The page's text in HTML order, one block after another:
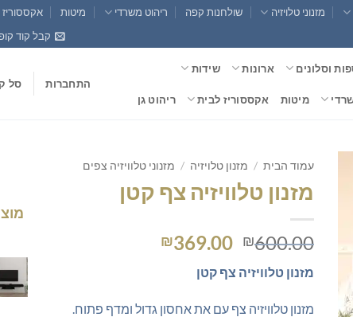
מזנוני טלויזיה שולחנות קפה ריהוט משרדי מיטות
קבל קוד
וסלונים ארונות שידות
מיטות אקססוריז לבית ריהוט גן
התחברות סל
עמוד הבית / מזנון טלויזיה / מזנוני טלוויזיה צפים
מזנון טלוויזיה צף קטן
₪600.00
המחיר
היה:
₪369.00
₪369.00.
מזנון טלוויזיה צף קטן
מזנון טלוויזיה צף עם את אחסון גדול ומדף פתוח.